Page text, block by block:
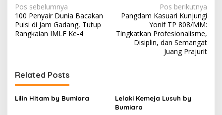
N
a
v
a
s
i
Pos sebelumnya
100 Penyair Dunia Bacakan
Puisi di Jam Gadang, Tutup
Rangkaian IMLF Ke-4
Pos berikutnya
Pangdam Kasuari Kunjungi
Yonif TP 808/MM:
Tingkatkan Profesionalisme,
Disiplin, dan Semangat
Juang Prajurit
Related Posts
Lilin Hitam by Bumiara
Lelaki Kemeja Lusuh by
Bumiara